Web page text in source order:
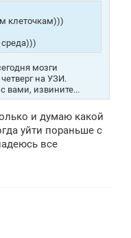
клеточкам)))
среда)))
мозги
на УЗИ.
вами, извините...
и думаю какой
уйти пораньше с
все